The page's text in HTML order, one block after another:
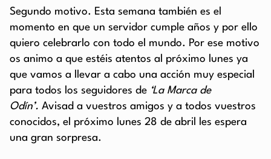
Segundo motivo. Esta semana también es el
momento en que un servidor cumple años y por ello
quiero celebrarlo con todo el mundo. Por ese motivo
os animo a que estéis atentos al próximo lunes ya
que vamos a llevar a cabo una acción muy especial
para todos los seguidores de ‘La Marca de
Odín’. Avisad a vuestros amigos y a todos vuestros
conocidos, el próximo lunes 28 de abril les espera
una gran sorpresa.